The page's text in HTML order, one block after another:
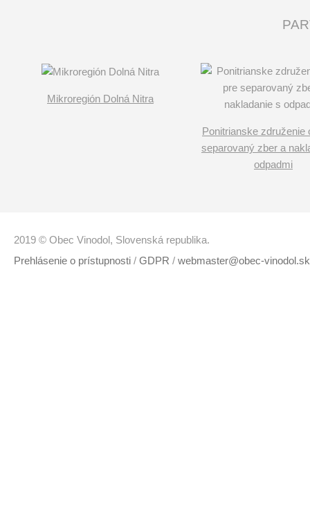
Mikroregión Dolná Nitra
Ponitrianske združenie
separovaný zber a
odpadmi
2019 © Obec Vinodol, Slovenská republika.
Prehlásenie o prístupnosti / GDPR / webmaster@obec-vinodol.sk